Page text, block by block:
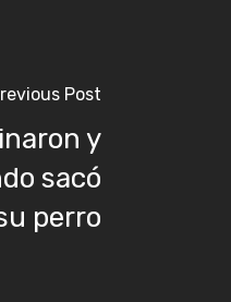
Post
y
sacó
perro